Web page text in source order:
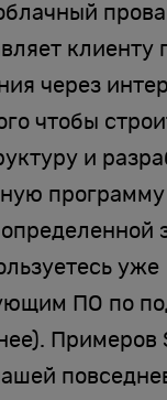
клиенту
через
чтобы
и
уже
ПО по
Примеров